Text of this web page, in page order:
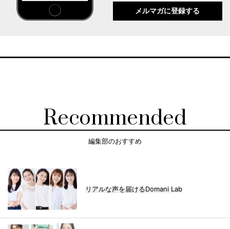
メルマガに登録する
Recommended
編集部のおすすめ
リアルな声を届けるDomani Lab